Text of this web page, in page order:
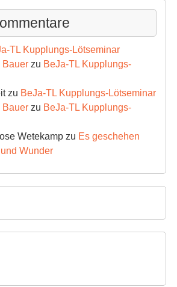
TL Kupplungs-Lötseminar
Bauerzu BeJa-TL Kupplungs-
zu BeJa-TL Kupplungs-Lötseminar
Bauerzu BeJa-TL Kupplungs-
Wetekampzu Es geschehen
Wunder